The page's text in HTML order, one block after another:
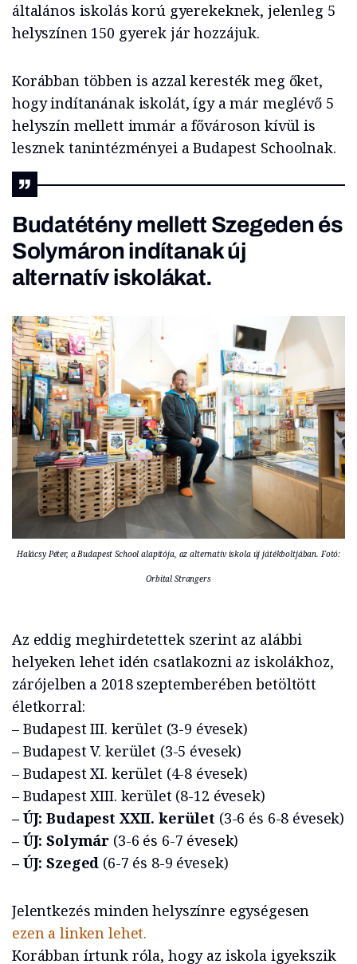
általános iskolás korú gyerekeknek, jelenleg 5
helyszínen 150 gyerek jár hozzájuk.
Korábban többen is azzal keresték meg őket,
hogy indítanának iskolát, így a már meglévő 5
helyszín mellett immár a fővároson kívül is
lesznek tanintézményei a Budapest Schoolnak.
Budatétény mellett Szegeden és
Solymáron indítanak új
alternatív iskolákat.
Halácsy Péter, a Budapest School alapítója, az alternatív iskola új játékboltjában. Fotó:
Orbital Strangers
Az eddig meghirdetettek szerint az alábbi
helyeken lehet idén csatlakozni az iskolákhoz,
zárójelben a 2018 szeptemberében betöltött
életkorral:
– Budapest III. kerület (3-9 évesek)
– Budapest V. kerület (3-5 évesek)
– Budapest XI. kerület (4-8 évesek)
– Budapest XIII. kerület (8-12 évesek)
– ÚJ: Budapest XXII. kerület (3-6 és 6-8 évesek)
– ÚJ: Solymár (3-6 és 6-7 évesek)
– ÚJ: Szeged (6-7 és 8-9 évesek)
Jelentkezés minden helyszínre egységesen
ezen a linken lehet.
Korábban írtunk róla, hogy az iskola igyekszik